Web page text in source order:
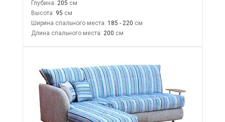
Глубина: 205
Высота: 95
Ширина спального места: 185 - 220
Длина спального места: 200